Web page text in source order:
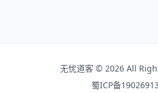
男孩名字2021年属牛？依据孩子相
无忧道客 © 2026 All
蜀ICP备